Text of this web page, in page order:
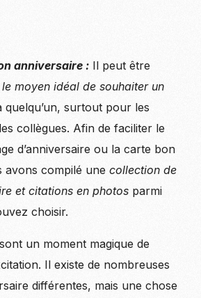
anniversaire : Il peut être
le moyen idéal de souhaiter un
quelqu’un, surtout pour les
collègues. Afin de faciliter le
d’anniversaire ou la carte bon
avons compilé unecollection de
et citations en photos parmi
choisir.
un moment magique de
Il existe de nombreuses
différentes, mais une chose